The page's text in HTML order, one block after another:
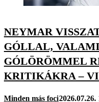
NEYMAR
GÓLLAL,
GÓLÖRÖMMEL
KRITIKÁKRA –
Minden más foci2026.07.26.